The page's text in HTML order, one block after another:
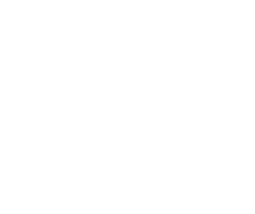
wenn Sie nicht
bisherige